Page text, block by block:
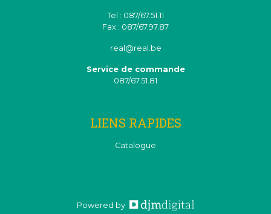
Tel : 087/67.51.11
Fax : 087/67.97.87
real@real.be
Service de commande
087/67.51.81
LIENS RAPIDES
Catalogue
Powered by